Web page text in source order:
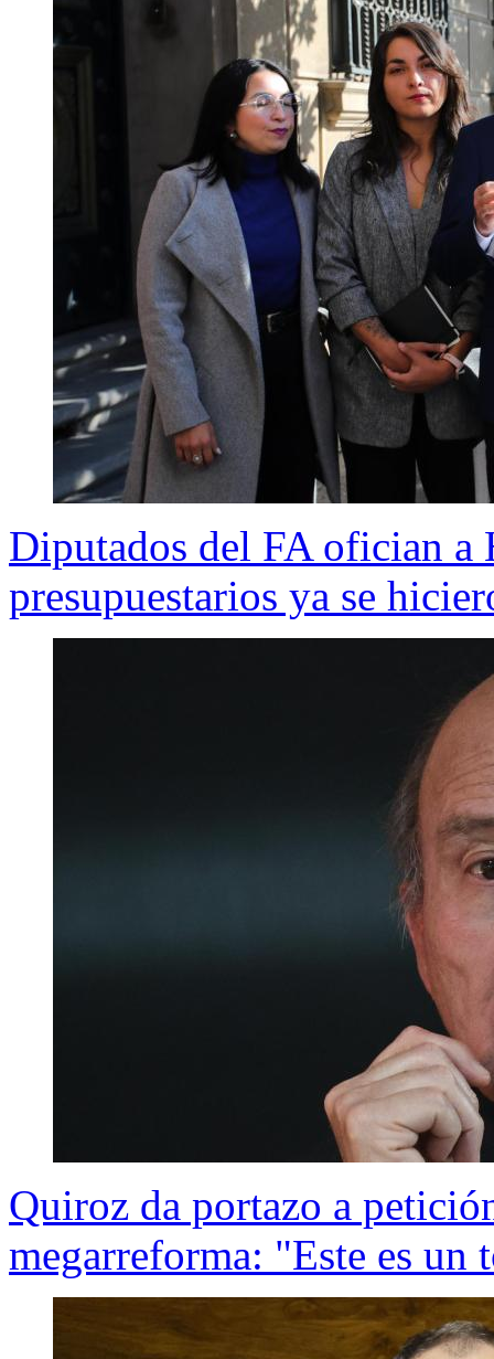
Diputados del FA ofician a
presupuestarios ya se
Quiroz da portazo a
megarreforma: "Este es un